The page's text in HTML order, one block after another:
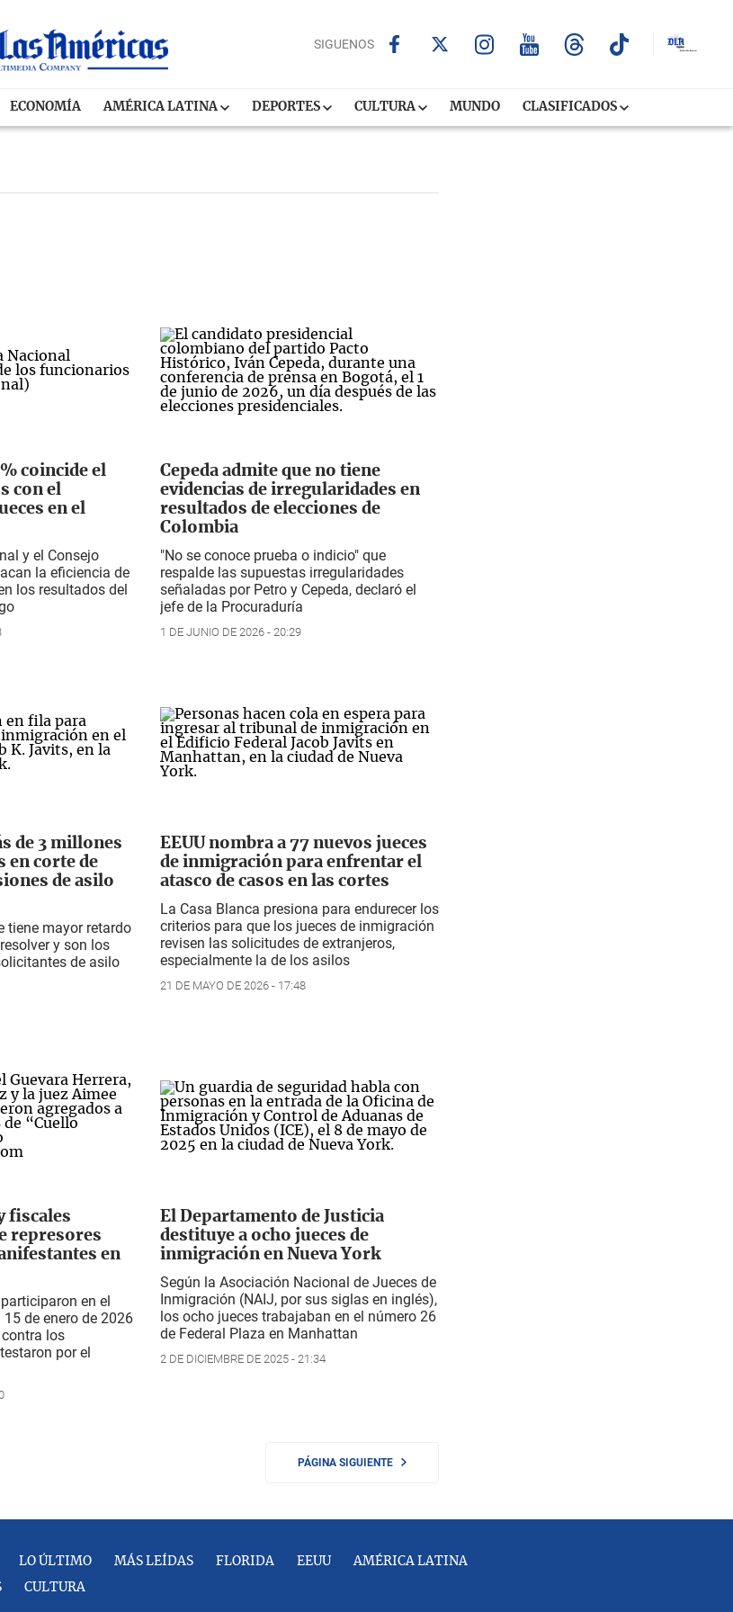
SIGUENOS
ECONOMÍA AMÉRICA LATINA DEPORTES CULTURA MUNDO CLASIFICADOS
coincide el
con el
en el
y el Consejo
la eficiencia de
los resultados del
Cepeda admite que no tiene
evidencias de irregularidades en
resultados de elecciones de
Colombia
"No se conoce prueba o indicio" que
respalde las supuestas irregularidades
señaladas por Petro y Cepeda, declaró el
jefe de la Procuraduría
1 DE JUNIO DE 2026 - 20:29
de 3 millones
en corte de
de asilo
tiene mayor retardo
y son los
de asilo
EEUU nombra a 77 nuevos jueces
de inmigración para enfrentar el
atasco de casos en las cortes
La Casa Blanca presiona para endurecer los
criterios para que los jueces de inmigración
revisen las solicitudes de extranjeros,
especialmente la de los asilos
21 DE MAYO DE 2026 - 17:48
fiscales
represores
en
en el
de enero de 2026
los
por el
El Departamento de Justicia
destituye a ocho jueces de
inmigración en Nueva York
Según la Asociación Nacional de Jueces de
Inmigración (NAIJ, por sus siglas en inglés),
los ocho jueces trabajaban en el número 26
de Federal Plaza en Manhattan
2 DE DICIEMBRE DE 2025 - 21:34
PÁGINA SIGUIENTE
LO ÚLTIMO MÁS LEÍDAS FLORIDA EEUU AMÉRICA LATINA
CULTURA